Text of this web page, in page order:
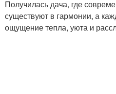
Получилась дача, где
существуют в гармонии, а
ощущение тепла, уюта и